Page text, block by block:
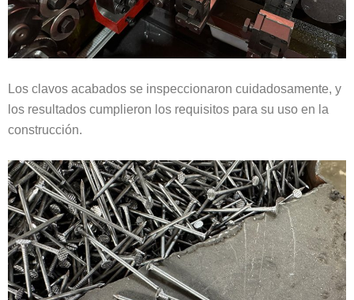
Los clavos acabados se inspeccionaron cuidadosamente, y
los resultados cumplieron los requisitos para su uso en la
construcción.